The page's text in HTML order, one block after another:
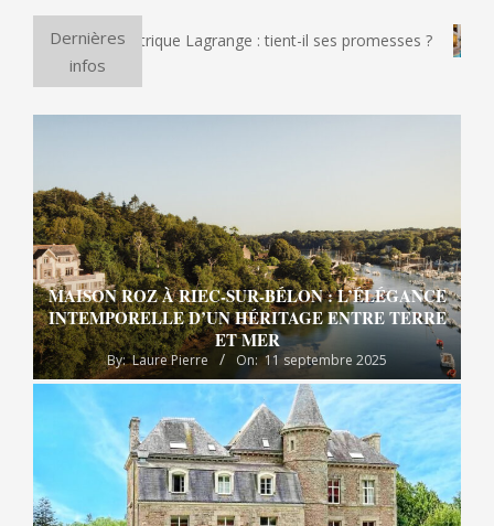
Dernières
infos
pizza électrique Lagrange : tient-il ses promesses ?
MAISON ROZ À RIEC-SUR-BÉLON : L’ÉLÉGANCE
INTEMPORELLE D’UN HÉRITAGE ENTRE TERRE
ET MER
By: Laure Pierre On: 11 septembre 2025